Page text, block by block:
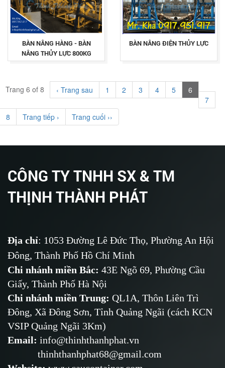
BÀN NÂNG HÀNG - BÀN
NÂNG THỦY LỰC 800KG
BÀN NÂNG ĐIỆN THỦY LỰC
Trang 6 of 8 ‹ Trang sau 1 2 3 4 5
6
7
8
Trang tiếp › Trang cuối ››
CÔNG TY TNHH SX & TM
THỊNH THÀNH PHÁT
Địa chỉ: 1053 Đường Lê Đức Thọ, Phường An Hội
Đông, Thành Phố Hồ Chí Minh
Chi nhánh miền Bắc: 43E Ngõ 69, Phường Cầu
Giấy, Thành Phố Hà Nội
Chi nhánh miền Trung: QL1A, Thôn Liên Trì
Đông, Xã Đông Sơn, Tỉnh Quảng Ngãi (cách KCN
VSIP Quảng Ngãi 3Km)
Email: info@thinhthanhphat.vn
thinhthanhphat68@gmail.com